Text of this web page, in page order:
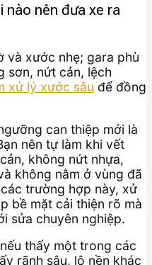
nào nên đưa xe ra
và xước nhẹ; gara phù
sơn, nứt cản, lệch
xử lý xước sâu để đồng
can thiệp mới là
nên tự làm khi vết
không nứt nhựa,
không nằm ở vùng đã
trường hợp này, xử
bề mặt cải thiện rõ mà
sửa chuyên nghiệp.
thấy một trong các
rãnh sâu, lộ nền khác